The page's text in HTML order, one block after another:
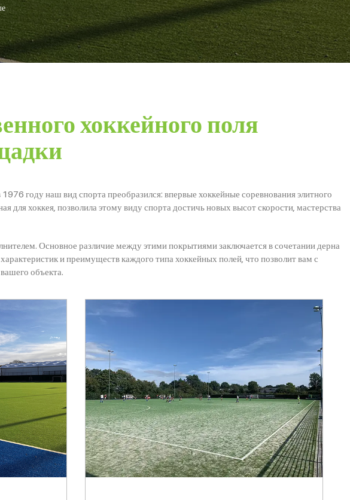
хоккейного поля
году наш вид спорта преобразился: впервые хоккейные соревнования элитного
для хоккея, позволила этому виду спорта достичь новых высот скорости, мастерства
Основное различие между этими покрытиями заключается в сочетании дерна
и преимуществ каждого типа хоккейных полей, что позволит вам с
объекта.